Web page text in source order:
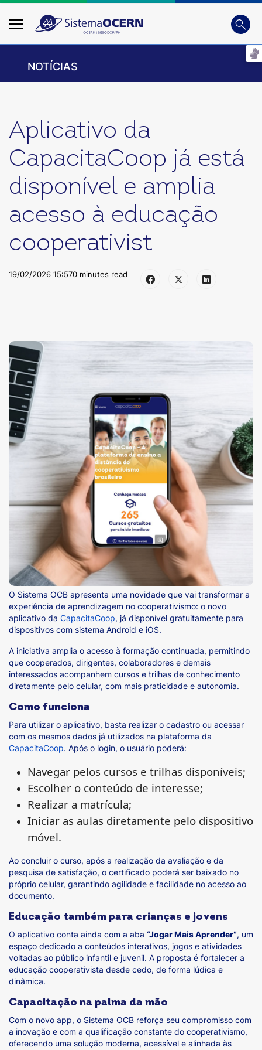
Busca
NOTÍCIAS
Aplicativo da
CapacitaCoop já está
disponível e amplia
acesso à educação
cooperativist
19/02/2026 15:570 minutes read
O Sistema OCB apresenta uma novidade que vai transformar a
experiência de aprendizagem no cooperativismo: o novo
aplicativo da CapacitaCoop, já disponível gratuitamente para
dispositivos com sistema Android e iOS.
A iniciativa amplia o acesso à formação continuada, permitindo
que cooperados, dirigentes, colaboradores e demais
interessados acompanhem cursos e trilhas de conhecimento
diretamente pelo celular, com mais praticidade e autonomia.
Como funciona
Para utilizar o aplicativo, basta realizar o cadastro ou acessar
com os mesmos dados já utilizados na plataforma da
CapacitaCoop. Após o login, o usuário poderá:
Navegar pelos cursos e trilhas disponíveis;
Escolher o conteúdo de interesse;
Realizar a matrícula;
Iniciar as aulas diretamente pelo dispositivo
móvel.
Ao concluir o curso, após a realização da avaliação e da
pesquisa de satisfação, o certificado poderá ser baixado no
próprio celular, garantindo agilidade e facilidade no acesso ao
documento.
Educação também para crianças e jovens
O aplicativo conta ainda com a aba “Jogar Mais Aprender”, um
espaço dedicado a conteúdos interativos, jogos e atividades
voltadas ao público infantil e juvenil. A proposta é fortalecer a
educação cooperativista desde cedo, de forma lúdica e
dinâmica.
Capacitação na palma da mão
Com o novo app, o Sistema OCB reforça seu compromisso com
a inovação e com a qualificação constante do cooperativismo,
oferecendo uma solução moderna, acessível e alinhada às